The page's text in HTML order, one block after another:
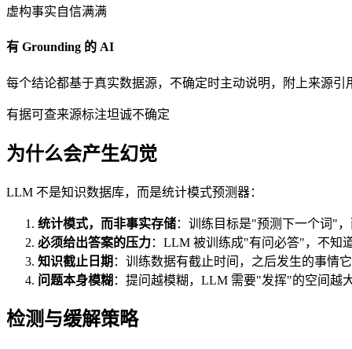
虚构事实自信满满
有 Grounding 的 AI
每个结论都基于真实数据源，不确定时主动说明，附上来源引
有据可查来源标注坦诚不确定
为什么会产生幻觉
LLM 不是知识数据库，而是统计模式预测器：
统计模式，而非事实存储：训练目标是"预测下一个词"
必须给出答案的压力：LLM 被训练成"有问必答"，不知
知识截止日期 ：训练数据有截止时间，之后发生的事情
问题本身模糊 ：提问越模糊，LLM 需要"发挥"的空间越
检测与缓解策略